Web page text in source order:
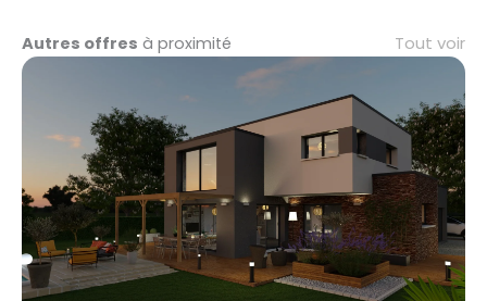
Autres offres à proximité Tout voir